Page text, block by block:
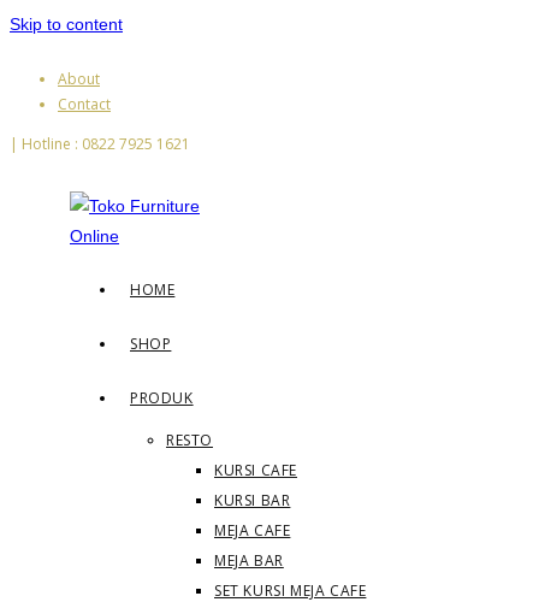
Skip to content
About
Contact
| Hotline : 0822 7925 1621
HOME
SHOP
PRODUK
RESTO
KURSI CAFE
KURSI BAR
MEJA CAFE
MEJA BAR
SET KURSI MEJA CAFE